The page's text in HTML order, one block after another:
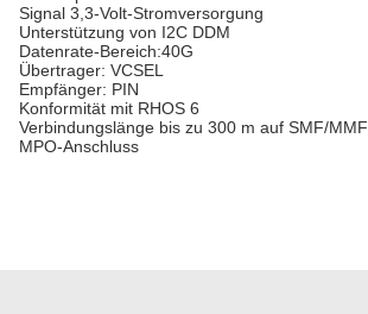
Signal 3,3-Volt-Stromversorgung
Unterstützung von I2C DDM
Datenrate-Bereich:40G
Übertrager: VCSEL
Empfänger: PIN
Konformität mit RHOS 6
Verbindungslänge bis zu 300 m auf SMF/MMF
MPO-Anschluss